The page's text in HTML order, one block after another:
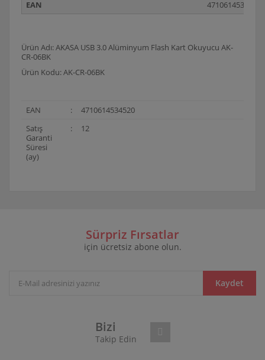
EAN
4710614534520
Ürün Adı: AKASA USB 3.0 Alüminyum Flash Kart Okuyucu AK-
CR-06BK
Ürün Kodu: AK-CR-06BK
EAN :
4710614534520
Satış
Garanti
Süresi
(ay)
: 12
Yorum Yaz
Ürün resmi kalitesiz, bozuk veya görüntülenemiyor.
Ürün bilgilerinde hatalar bulunuyor.
Sürpriz Fırsatlar
için ücretsiz abone olun.
Kaydet
Bizi
Takip Edin